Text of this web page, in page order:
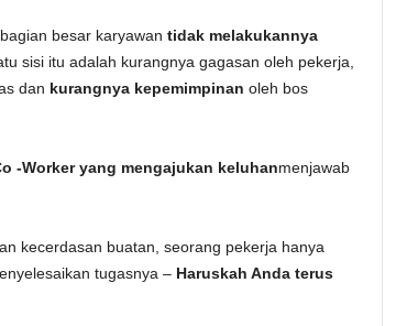
besar karyawan tidak melakukannya
sisi itu adalah kurangnya gagasan oleh pekerja,
dan kurangnya kepemimpinan oleh bos
-Worker yang mengajukan keluhanmenjawab
kecerdasan buatan, seorang pekerja hanya
tugasnya –Haruskah Anda terus